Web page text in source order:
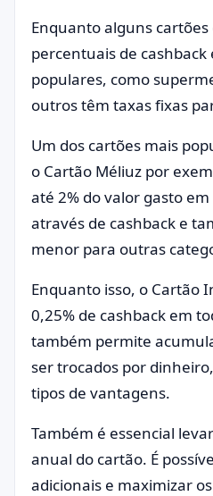
Enquanto alguns
percentuais de
populares, como
outros têm taxas fixas
Um dos cartões mais
o Cartão Méliuz por
até 2% do valor gasto
através de cashback e
menor para outras
Enquanto isso, o Cartão
0,25% de cashback em
também permite
ser trocados por
tipos de vantagens.
Também é essencial
anual do cartão. É
adicionais e maximizar